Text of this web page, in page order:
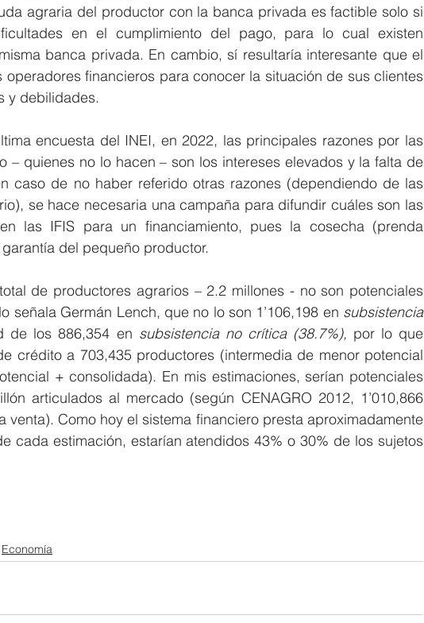
agraria del productor con la banca privada es factible solo si
en el cumplimiento del pago, para lo cual existen
banca privada. En cambio, sí resultaría interesante que el
operadores financieros para conocer la situación de sus clientes
y debilidades.
última encuesta del INEI, en 2022, las principales razones por las
– quienes no lo hacen – son los intereses elevados y la falta de
caso de no haber referido otras razones (dependiendo de las
se hace necesaria una campaña para difundir cuáles son las
las IFIS para un financiamiento, pues la cosecha (prenda
del pequeño productor.
total de productores agrarios – 2.2 millones - no son potenciales
señala Germán Lench, que no lo son 1’106,198 en subsistencia
de los 886,354 en subsistencia no crítica (38.7%), por lo que
crédito a 703,435 productores (intermedia de menor potencial
+ consolidada). En mis estimaciones, serían potenciales
articulados al mercado (según CENAGRO 2012, 1’010,866
venta). Como hoy el sistema financiero presta aproximadamente
cada estimación, estarían atendidos 43% o 30% de los sujetos
Economía